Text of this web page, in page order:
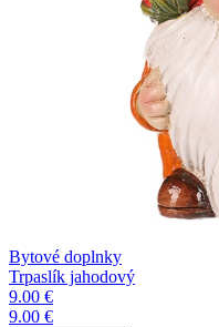
Bytové doplnky
Trpaslík jahodový
9.00 €
9.00 €